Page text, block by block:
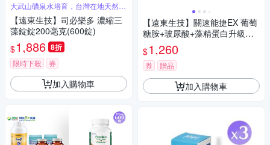
大武山礦泉水培育，台灣在地天然綠
藻
【遠東生技】司必樂多 濃縮三
藻錠錠200毫克(600錠)
$1,886 8折
限時下殺 券
加入購物車
【遠東生技】關速能捷EX 葡萄
糖胺+玻尿酸+藻精蛋白升級版
(90粒/瓶)
$1,260
券 贈品
加入購物車